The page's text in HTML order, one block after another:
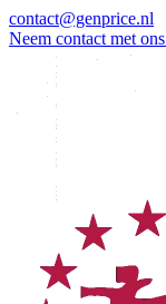
contact@genprice.nl
Neem contact met